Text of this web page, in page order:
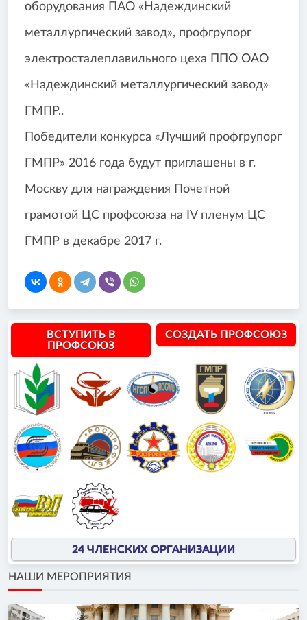
оборудования ПАО «Надеждинский
металлургический завод», профгрупорг
электросталеплавильного цеха ППО ОАО
«Надеждинский металлургический завод»
ГМПР..
Победители конкурса «Лучший профгрупорг
ГМПР» 2016 года будут приглашены в г.
Москву для награждения Почетной
грамотой ЦС профсоюза на IV пленум ЦС
ГМПР в декабре 2017 г.
ВСТУПИТЬ В
ПРОФСОЮЗ
СОЗДАТЬ ПРОФСОЮЗ
24 ЧЛЕНСКИХ ОРГАНИЗАЦИИ
НАШИ МЕРОПРИЯТИЯ